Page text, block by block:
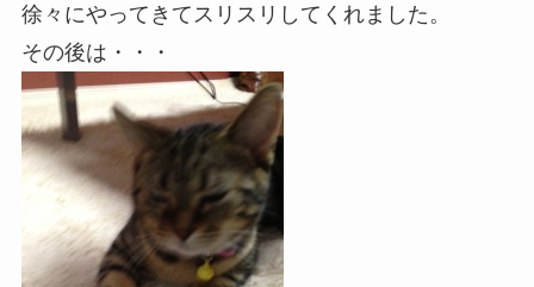
徐々にやってきてスリスリしてくれました。
その後は・・・